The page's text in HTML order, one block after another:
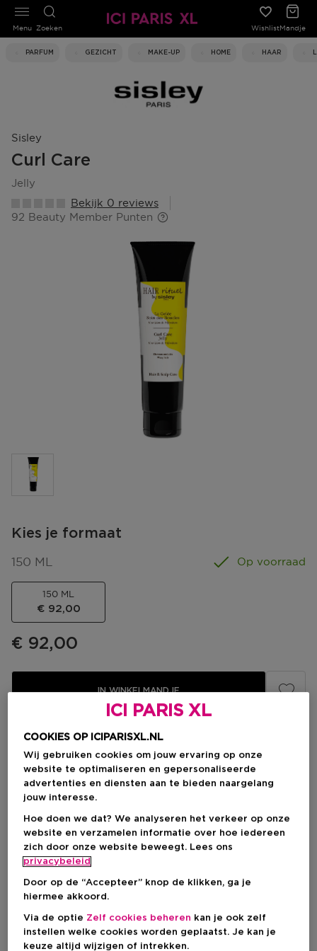
Zoeken WishlistMandje
PARFUM GEZICHT MAKE-UP HOME HAAR
Menu
Sisley
Curl Care
jelly
Bekijk 0 reviews
92 Beauty Member Punten
Kies je formaat
150 ML Op voorraad
150 ML
€ 92,00
€ 92,00
IN WINKELMANDJE
Ophalen in een winkel
Ophalen in een winkel nabij jou.
Korte beschrijving
Ingrediënt
Haartype Golvend
ICI PARIS XL
COOKIES OP ICIPARISXL.NL
Wij gebruiken cookies om jouw ervaring op onze
website te optimaliseren en gepersonaliseerde
advertenties en diensten aan te bieden naargelang
jouw interesse.
Hoe doen we dat? We analyseren het verkeer op onze
website en verzamelen informatie over hoe iedereen
zich door onze website beweegt. Lees ons
privacybeleid
Door op de “Accepteer” knop de klikken, ga je
hiermee akkoord.
Via de optie Zelf cookies beheren kan je ook zelf
instellen welke cookies worden geplaatst. Je kan je
keuze altijd wijzigen of intrekken.